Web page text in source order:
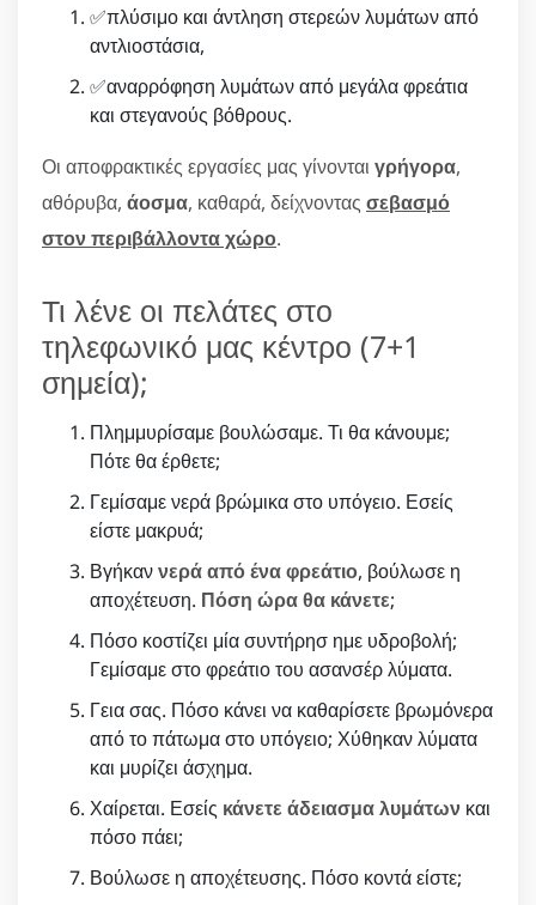
✅πλύσιμο και άντληση στερεών λυμάτων από
αντλιοστάσια,
✅αναρρόφηση λυμάτων από μεγάλα φρεάτια
και στεγανούς βόθρους.
Οι αποφρακτικές εργασίες μας γίνονται γρήγορα,
αθόρυβα, άοσμα, καθαρά, δείχνοντας σεβασμό
στον περιβάλλοντα χώρο.
Τι λένε οι πελάτες στο
τηλεφωνικό μας κέντρο (7+1
σημεία);
Πλημμυρίσαμε βουλώσαμε. Τι θα κάνουμε;
Πότε θα έρθετε;
Γεμίσαμε νερά βρώμικα στο υπόγειο. Εσείς
είστε μακρυά;
Βγήκαννερά από ένα φρεάτιο, βούλωσε η
αποχέτευση. Πόση ώρα θα κάνετε;
Πόσο κοστίζει μία συντήρησ ημε υδροβολή;
Γεμίσαμε στο φρεάτιο του ασανσέρ λύματα.
Γεια σας. Πόσο κάνει να καθαρίσετε βρωμόνερα
από το πάτωμα στο υπόγειο; Χύθηκαν λύματα
και μυρίζει άσχημα.
Χαίρεται. Εσείς κάνετε άδειασμα λυμάτων και
πόσο πάει;
Βούλωσε η αποχέτευσης. Πόσο κοντά είστε;